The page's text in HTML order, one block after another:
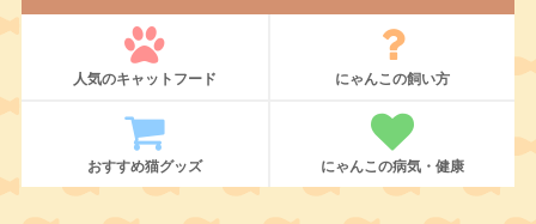
人気のキャットフード にゃんこの飼い方
おすすめ猫グッズ にゃんこの病気・健康